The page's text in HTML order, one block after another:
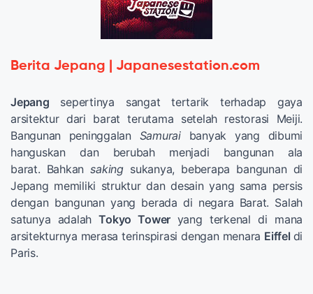
Berita Jepang | Japanesestation.com
Jepang sepertinya sangat tertarik terhadap gaya
arsitektur dari barat terutama setelah restorasi Meiji.
Bangunan peninggalan Samurai banyak yang dibumi
hanguskan dan berubah menjadi bangunan ala
barat. Bahkansakingsukanya, beberapa bangunan di
Jepang memiliki struktur dan desain yang sama persis
dengan bangunan yang berada di negara Barat. Salah
satunya adalahTokyo Tower yang terkenal di mana
arsitekturnya merasa terinspirasi dengan menara Eiffel di
Paris.